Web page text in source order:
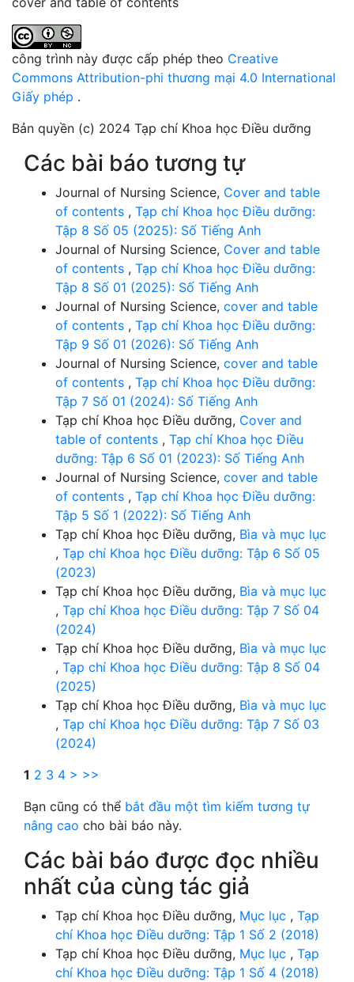
công trình này được cấp phép theo Creative
Commons Attribution-phi thương mại 4.0 International
Giấy phép .
Bản quyền (c) 2024 Tạp chí Khoa học Điều dưỡng
Các bài báo tương tự
Journal of Nursing Science, Cover and table
of contents , Tạp chí Khoa học Điều dưỡng:
Tập 8 Số 05 (2025): Số Tiếng Anh
Journal of Nursing Science, Cover and table
of contents , Tạp chí Khoa học Điều dưỡng:
Tập 8 Số 01 (2025): Số Tiếng Anh
Journal of Nursing Science, cover and table
of contents , Tạp chí Khoa học Điều dưỡng:
Tập 9 Số 01 (2026): Số Tiếng Anh
Journal of Nursing Science, cover and table
of contents , Tạp chí Khoa học Điều dưỡng:
Tập 7 Số 01 (2024): Số Tiếng Anh
Tạp chí Khoa học Điều dưỡng, Cover and
table of contents , Tạp chí Khoa học Điều
dưỡng: Tập 6 Số 01 (2023): Số Tiếng Anh
Journal of Nursing Science, cover and table
of contents , Tạp chí Khoa học Điều dưỡng:
Tập 5 Số 1 (2022): Số Tiếng Anh
Tạp chí Khoa học Điều dưỡng, Bìa và mục lục
, Tạp chí Khoa học Điều dưỡng: Tập 6 Số 05
(2023)
Tạp chí Khoa học Điều dưỡng, Bìa và mục lục
, Tạp chí Khoa học Điều dưỡng: Tập 7 Số 04
(2024)
Tạp chí Khoa học Điều dưỡng, Bìa và mục lục
, Tạp chí Khoa học Điều dưỡng: Tập 8 Số 04
(2025)
Tạp chí Khoa học Điều dưỡng, Bìa và mục lục
, Tạp chí Khoa học Điều dưỡng: Tập 7 Số 03
(2024)
1 2 3 4 > >>
Bạn cũng có thể bắt đầu một tìm kiếm tương tự
nâng cao cho bài báo này.
Các bài báo được đọc nhiều
nhất của cùng tác giả
Tạp chí Khoa học Điều dưỡng, Mục lục , Tạp
chí Khoa học Điều dưỡng: Tập 1 Số 2 (2018)
Tạp chí Khoa học Điều dưỡng, Mục lục , Tạp
chí Khoa học Điều dưỡng: Tập 1 Số 4 (2018)